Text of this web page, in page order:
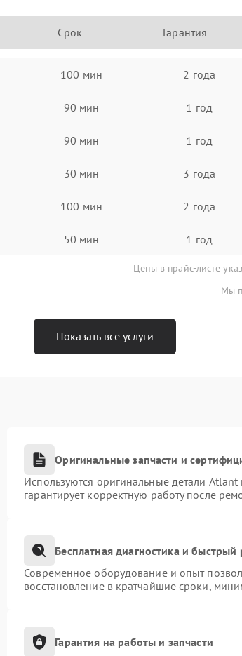
Срок Гарантия
100 мин 2 года
90 мин 1 год
90 мин 1 год
30 мин 3 года
100 мин 2 года
50 мин 1 год
Цены в прайс-листе
Мы
Показать все услуги
Оригинальные запчасти и
Используются оригинальные детали
гарантирует корректную работу после
Бесплатная диагностика и быстрый
Современное оборудование и опыт
восстановление в кратчайшие сроки,
Гарантия на работы и запчасти